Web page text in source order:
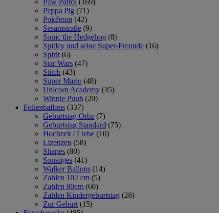
Peppa Pig (71)
Pokémon (42)
Sesamstraße (9)
Sonic the Hedgehog (8)
Spidey und seine Super-Freunde (16)
Spirit (6)
Star Wars (47)
Stitch (43)
Super Mario (48)
Unicorn Academy (35)
Winnie Puuh (20)
Folienballons (337)
Geburtstag Orbz (7)
Geburtstag Standard (75)
Hochzeit / Liebe (10)
Lizenzen (58)
Shapes (80)
Sonstiges (41)
Walker Ballons (14)
Zahlen 102 cm (5)
Zahlen 80cm (60)
Zahlen Kindergeburtstag (28)
Zur Geburt (15)